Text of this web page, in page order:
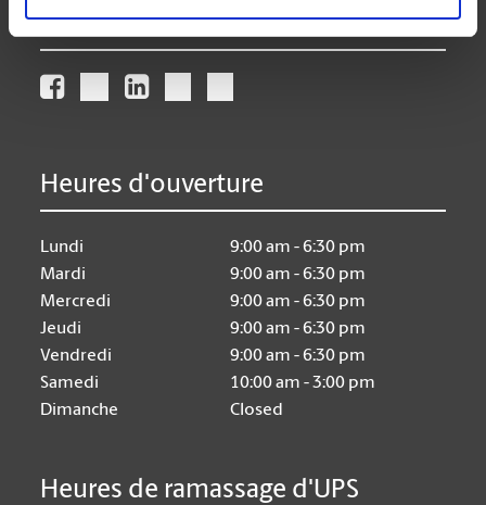
Nous suivre
Heures d'ouverture
Lundi
9:00 am - 6:30 pm
Mardi
9:00 am - 6:30 pm
Mercredi
9:00 am - 6:30 pm
Jeudi
9:00 am - 6:30 pm
Vendredi
9:00 am - 6:30 pm
Samedi
10:00 am - 3:00 pm
Dimanche
Closed
Heures de ramassage d'UPS